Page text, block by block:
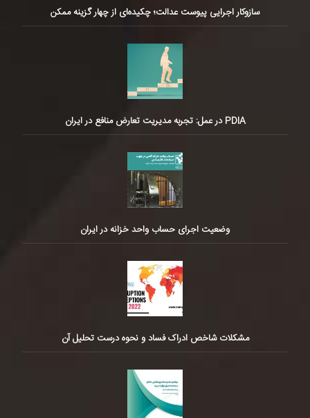
سازوکار اجرایی پیوست عدالت؛ چکیده‌ای از چهار گزینه ممکن
PDIA در عمل: تجربه مدیریت تعارض منافع در ایران
وضعیت اجرای حساب واحد خزانه در ایران
مشکلات شاخص ادراک فساد و نحوه درست تحلیل آن